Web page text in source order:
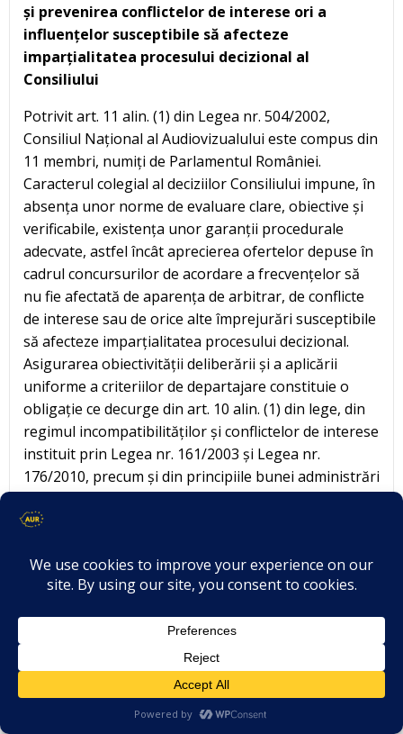
și prevenirea conflictelor de interese ori a
influențelor susceptibile să afecteze
imparțialitatea procesului decizional al
Consiliului
Potrivit art. 11 alin. (1) din Legea nr. 504/2002,
Consiliul Național al Audiovizualului este compus din
11 membri, numiți de Parlamentul României.
Caracterul colegial al deciziilor Consiliului impune, în
absența unor norme de evaluare clare, obiective și
verificabile, existența unor garanții procedurale
adecvate, astfel încât aprecierea ofertelor depuse în
cadrul concursurilor de acordare a frecvențelor să
nu fie afectată de aparența de arbitrar, de conflicte
de interese sau de orice alte împrejurări susceptibile
să afecteze imparțialitatea procesului decizional.
Asigurarea obiectivității deliberării și a aplicării
uniforme a criteriilor de departajare constituie o
obligație ce decurge din art. 10 alin. (1) din lege, din
regimul incompatibilităților și conflictelor de interese
instituit prin Legea nr. 161/2003 și Legea nr.
176/2010, precum și din principiile bunei administrări
consacrate prin Codul administrativ (Ordonanța de
urgență a Guvernului nr. 57/2019).
Vă rog să precizați:
(i) Concursurile de acordare a frecvențelor
radioelectrice terestre dispun, la nivelul C.N.A., de
norme de evaluare scrise, cu criterii clare, obiective,
ușor de urmărit și de aplicat uniform de toți membrii
Consiliului, inclusiv printr-o grilă de punctare
detaliată a fiecărui subcriteriu (proiect editorial,